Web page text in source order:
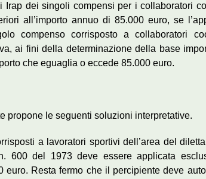
dei singoli compensi per i collaboratori
all’importo annuo di 85.000 euro, se
compenso corrisposto a collaboratori
ai fini della determinazione della base
che eguaglia o eccede 85.000 euro.
propone le seguenti soluzioni interpretative.
a lavoratori sportivi dell’area del
600 del 1973 deve essere applicata
euro. Resta fermo che il percipiente deve